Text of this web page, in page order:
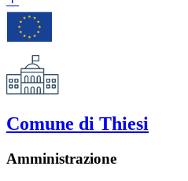
Comune di Thiesi
Amministrazione